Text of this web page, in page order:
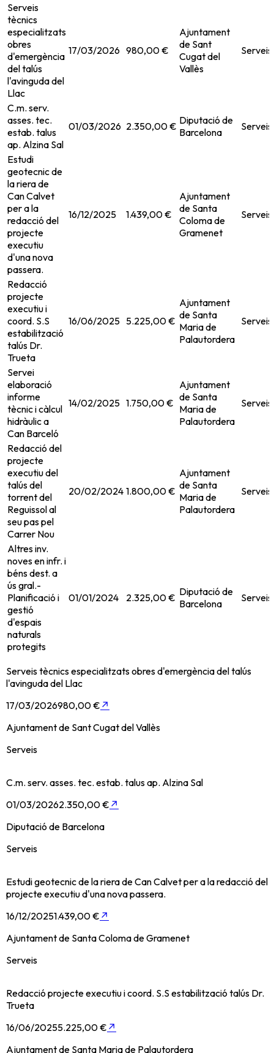
Serveis
tècnics
especialitzats
obres
d'emergència
del talús
l'avinguda del
Llac
17/03/2026 980,00 €
Ajuntament
de Sant
Cugat del
Vallès
Serveis
C.m. serv.
asses. tec.
estab. talus
ap. Alzina Sal
01/03/2026 2.350,00 € Diputació de
Barcelona
Serveis
Estudi
geotecnic de
la riera de
Can Calvet
per a la
redacció del
projecte
executiu
d'una nova
passera.
16/12/2025 1.439,00 €
Ajuntament
de Santa
Coloma de
Gramenet
Serveis
Redacció
projecte
executiu i
coord. S.S
estabilització
talús Dr.
Trueta
16/06/2025 5.225,00 €
Ajuntament
de Santa
Maria de
Palautordera
Serveis
Servei
elaboració
informe
tècnic i càlcul
hidràulic a
Can Barceló
14/02/2025 1.750,00 €
Ajuntament
de Santa
Maria de
Palautordera
Serveis
Redacció del
projecte
executiu del
talús del
torrent del
Reguissol al
seu pas pel
Carrer Nou
20/02/2024 1.800,00 €
Ajuntament
de Santa
Maria de
Palautordera
Serveis
Altres inv.
noves en infr. i
béns dest. a
ús gral.-
Planificació i
gestió
d'espais
naturals
protegits
01/01/2024 2.325,00 € Diputació de
Barcelona
Serveis
Serveis tècnics especialitzats obres d'emergència del talús
l'avinguda del Llac
17/03/2026980,00 € ↗
Ajuntament de Sant Cugat del Vallès
Serveis
C.m. serv. asses. tec. estab. talus ap. Alzina Sal
01/03/20262.350,00 € ↗
Diputació de Barcelona
Serveis
Estudi geotecnic de la riera de Can Calvet per a la redacció del
projecte executiu d'una nova passera.
16/12/20251.439,00 € ↗
Ajuntament de Santa Coloma de Gramenet
Serveis
Redacció projecte executiu i coord. S.S estabilització talús Dr.
Trueta
16/06/20255.225,00 € ↗
Ajuntament de Santa Maria de Palautordera